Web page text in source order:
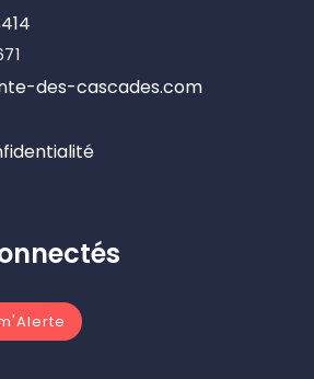
des-cascades.com